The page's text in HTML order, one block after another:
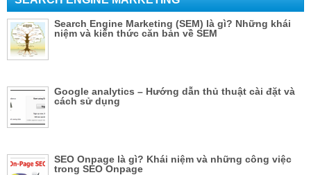
Search Engine Marketing (SEM) là gì? Những khái
niệm và kiến thức căn bản về SEM
Google analytics – Hướng dẫn thủ thuật cài đặt và
cách sử dụng
SEO Onpage là gì? Khái niệm và những công việc
trong SEO Onpage